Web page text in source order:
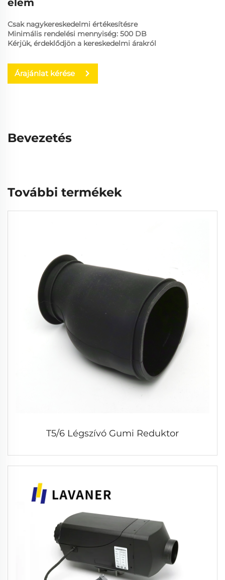
Csak nagykereskedelmi értékesítésre
Minimális rendelési mennyiség: 500 DB
Kérjük, érdeklődjön a kereskedelmi árakról
Árajánlat kérése
Bevezetés
További termékek
T5/6 Légszívó Gumi Reduktor